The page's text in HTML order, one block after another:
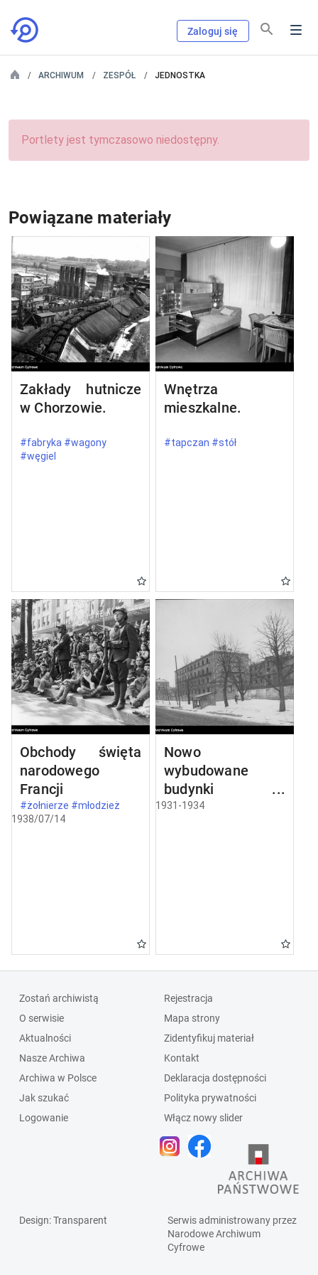
Zaloguj się
ARCHIWUM ZESPÓŁ JEDNOSTKA
Portlety jest tymczasowo niedostępny.
Powiązane materiały
Zakłady hutnicze
w Chorzowie.
#fabryka #wagony
#węgiel
Wnętrza
mieszkalne.
#tapczan #stół
Obchody święta
narodowego
Francji
#żołnierze #młodzież
1938/07/14
Nowo
wybudowane
budynki w
Częstochowie
1931-1934
Zostań archiwistą
O serwisie
Aktualności
Nasze Archiwa
Archiwa w Polsce
Jak szukać
Logowanie
Rejestracja
Mapa strony
Zidentyfikuj materiał
Kontakt
Deklaracja dostępności
Polityka prywatności
Włącz nowy slider
Design: Transparent
Serwis administrowany przez
Narodowe Archiwum
Cyfrowe